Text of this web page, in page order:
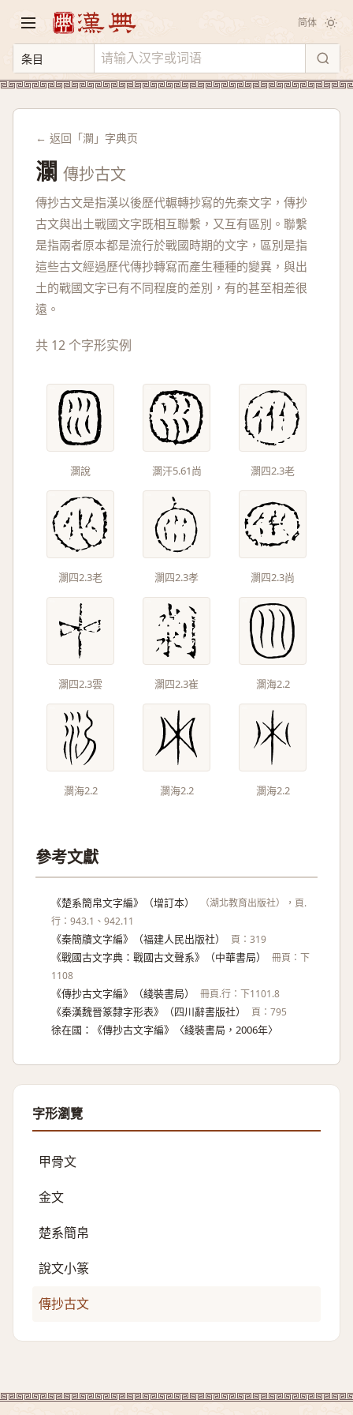
简体
← 返回「灁」字典页
灁 傳抄古文
傳抄古文是指漢以後歷代輾轉抄寫的先秦文字，傳抄
古文與出土戰國文字既相互聯繫，又互有區別。聯繫
是指兩者原本都是流行於戰國時期的文字，區別是指
這些古文經過歷代傳抄轉寫而產生種種的變異，與出
土的戰國文字已有不同程度的差別，有的甚至相差很
遠。
共 12 个字形实例
灁說 灁汗5.61尚 灁四2.3老
灁四2.3老 灁四2.3孝 灁四2.3尚
灁四2.3雲 灁四2.3崔 灁海2.2
灁海2.2 灁海2.2 灁海2.2
參考文獻
《楚系簡帛文字編》（增訂本）
（湖北教育出版社），頁.
行：943.1、942.11
《秦簡牘文字編》（福建人民出版社） 頁：319
《戰國古文字典：戰國古文聲系》（中華書局）
冊頁：下
1108
《傳抄古文字編》（綫裝書局） 冊頁.行：下1101.8
《秦漢魏晉篆隸字形表》（四川辭書版社） 頁：795
徐在國：《傳抄古文字編》〈綫裝書局，2006年〉
字形瀏覽
甲骨文
金文
楚系簡帛
說文小篆
傳抄古文